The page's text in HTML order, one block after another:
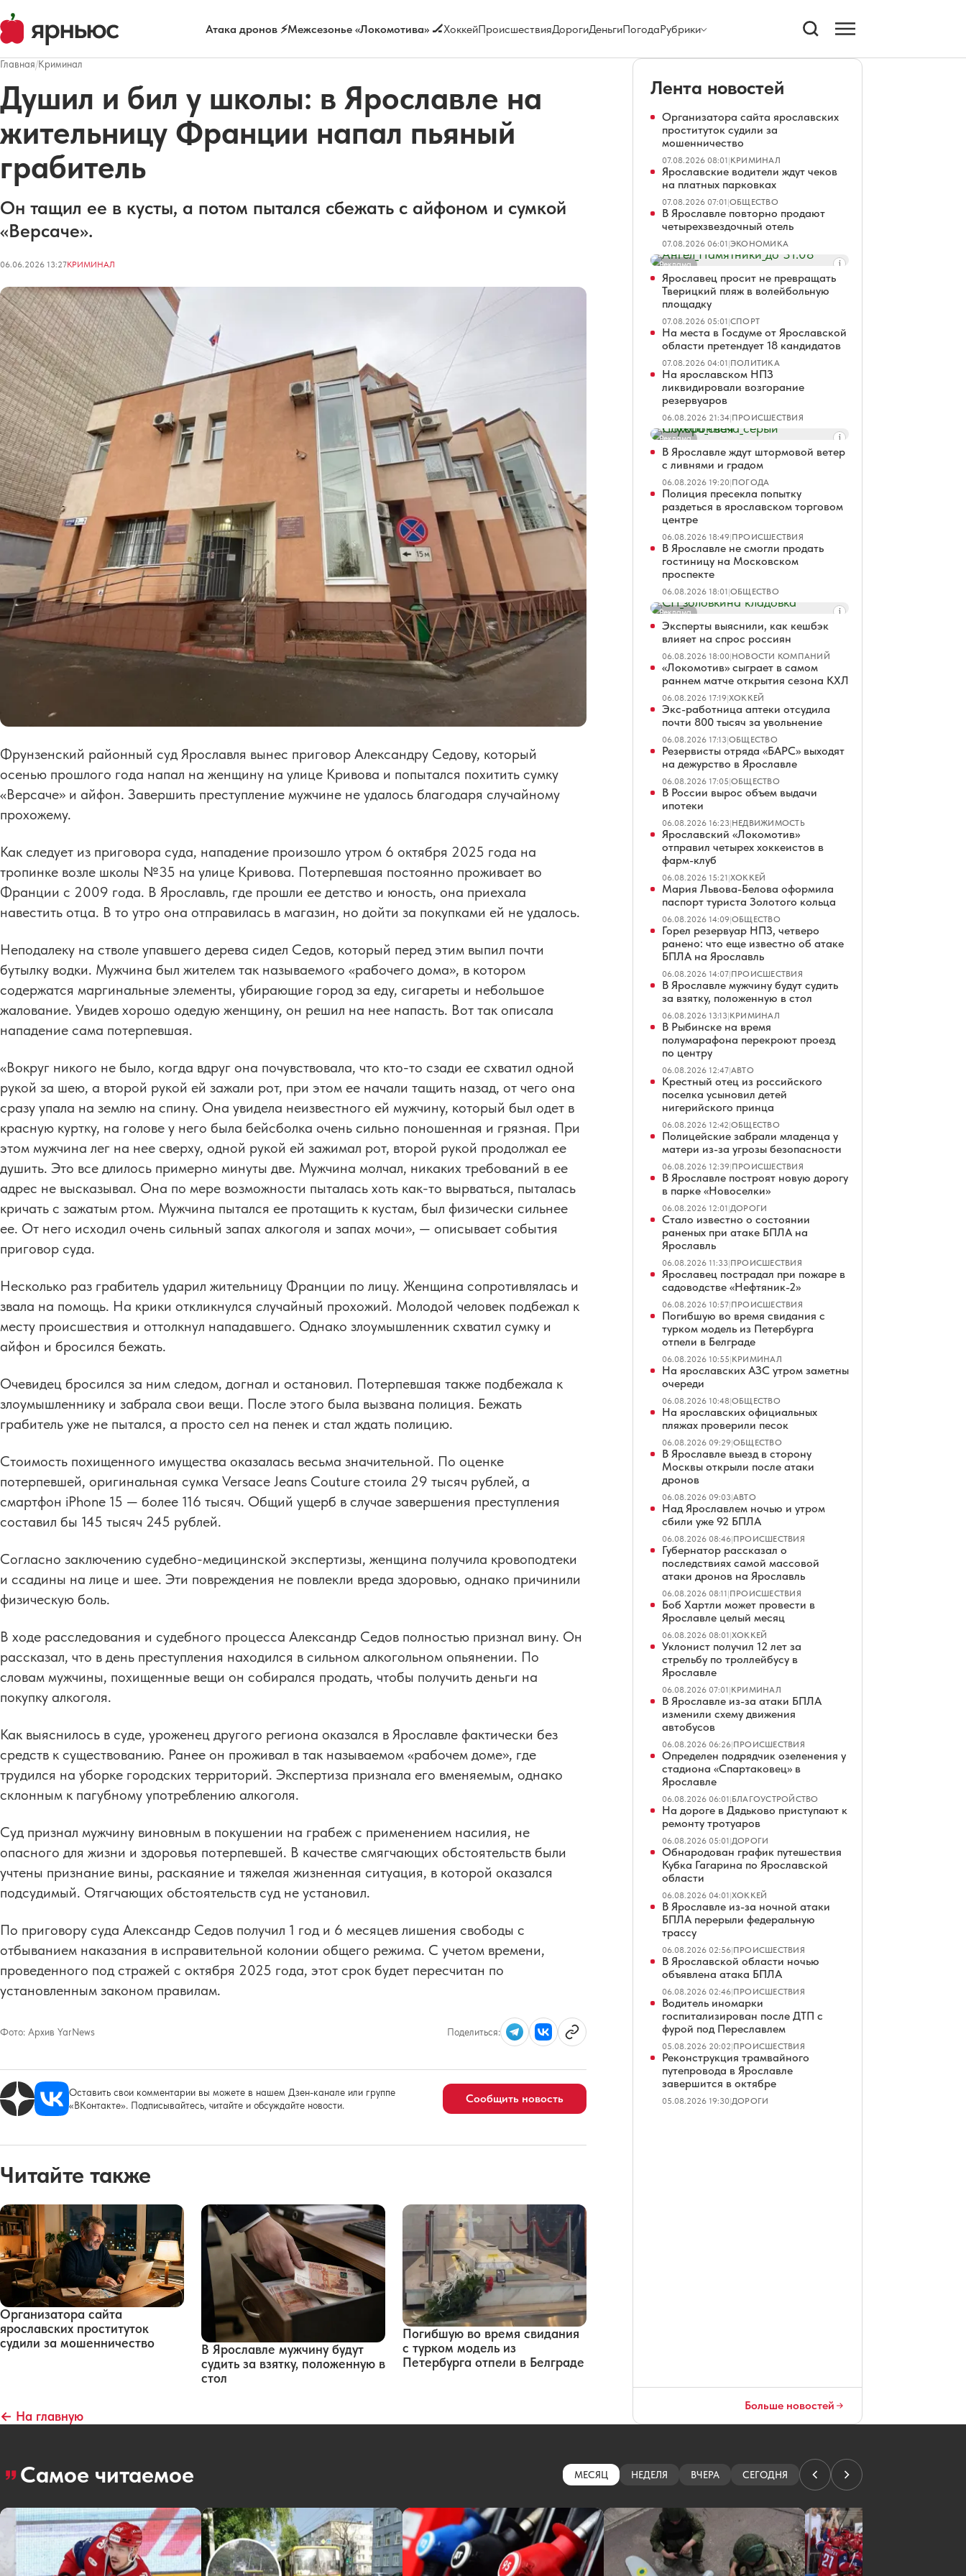
Атака дронов ⚡Межсезонье «Локомотива» 🏒ХоккейПроисшествияДорогиДеньгиПогодаРубрики
Главная/Криминал
Душил и бил у школы: в Ярославле на
жительницу Франции напал пьяный
грабитель
Он тащил ее в кусты, а потом пытался сбежать с айфоном и сумкой
«Версаче».
06.06.2026 13:27КРИМИНАЛ
Фрунзенский районный суд Ярославля вынес приговор Александру Седову, который
осенью прошлого года напал на женщину на улице Кривова и попытался похитить сумку
«Версаче» и айфон. Завершить преступление мужчине не удалось благодаря случайному
прохожему.
Как следует из приговора суда, нападение произошло утром 6 октября 2025 года на
тропинке возле школы №35 на улице Кривова. Потерпевшая постоянно проживает во
Франции с 2009 года. В Ярославль, где прошли ее детство и юность, она приехала
навестить отца. В то утро она отправилась в магазин, но дойти за покупками ей не удалось.
Неподалеку на стволе упавшего дерева сидел Седов, который перед этим выпил почти
бутылку водки. Мужчина был жителем так называемого «рабочего дома», в котором
содержатся маргинальные элементы, убирающие город за еду, сигареты и небольшое
жалование. Увидев хорошо одедую женщину, он решил на нее напасть. Вот так описала
нападение сама потерпевшая.
«Вокруг никого не было, когда вдруг она почувствовала, что кто-то сзади ее схватил одной
рукой за шею, а второй рукой ей зажали рот, при этом ее начали тащить назад, от чего она
сразу упала на землю на спину. Она увидела неизвестного ей мужчину, который был одет в
красную куртку, на голове у него была бейсболка очень сильно поношенная и грязная. При
этом мужчина лег на нее сверху, одной рукой ей зажимал рот, второй рукой продолжал ее
душить. Это все длилось примерно минуты две. Мужчина молчал, никаких требований в ее
адрес не высказывал. Она по мере возможности пыталась хоть как-то вырваться, пыталась
кричать с зажатым ртом. Мужчина пытался ее протащить к кустам, был физически сильнее
ее. От него исходил очень сильный запах алкоголя и запах мочи», — описывает события
приговор суда.
Несколько раз грабитель ударил жительницу Франции по лицу. Женщина сопротивлялась и
звала на помощь. На крики откликнулся случайный прохожий. Молодой человек подбежал к
месту происшествия и оттолкнул нападавшего. Однако злоумышленник схватил сумку и
айфон и бросился бежать.
Очевидец бросился за ним следом, догнал и остановил. Потерпевшая также подбежала к
злоумышленнику и забрала свои вещи. После этого была вызвана полиция. Бежать
грабитель уже не пытался, а просто сел на пенек и стал ждать полицию.
Стоимость похищенного имущества оказалась весьма значительной. По оценке
потерпевшей, оригинальная сумка Versace Jeans Couture стоила 29 тысяч рублей, а
смартфон iPhone 15 — более 116 тысяч. Общий ущерб в случае завершения преступления
составил бы 145 тысяч 245 рублей.
Согласно заключению судебно-медицинской экспертизы, женщина получила кровоподтеки
и ссадины на лице и шее. Эти повреждения не повлекли вреда здоровью, однако причинили
физическую боль.
В ходе расследования и судебного процесса Александр Седов полностью признал вину. Он
рассказал, что в день преступления находился в сильном алкогольном опьянении. По
словам мужчины, похищенные вещи он собирался продать, чтобы получить деньги на
покупку алкоголя.
Как выяснилось в суде, уроженец другого региона оказался в Ярославле фактически без
средств к существованию. Ранее он проживал в так называемом «рабочем доме», где
трудился на уборке городских территорий. Экспертиза признала его вменяемым, однако
склонным к пагубному употреблению алкоголя.
Суд признал мужчину виновным в покушении на грабеж с применением насилия, не
опасного для жизни и здоровья потерпевшей. В качестве смягчающих обстоятельств были
учтены признание вины, раскаяние и тяжелая жизненная ситуация, в которой оказался
подсудимый. Отягчающих обстоятельств суд не установил.
По приговору суда Александр Седов получил 1 год и 6 месяцев лишения свободы с
отбыванием наказания в исправительной колонии общего режима. С учетом времени,
проведенного под стражей с октября 2025 года, этот срок будет пересчитан по
установленным законом правилам.
Фото: Архив YarNews Поделиться:
Оставить свои комментарии вы можете в нашем Дзен-канале или группе
«ВКонтакте». Подписывайтесь, читайте и обсуждайте новости.
Сообщить новость
Читайте также
Организатора сайта
ярославских проституток
судили за мошенничество
В Ярославле мужчину будут
судить за взятку, положенную в
стол
Погибшую во время свидания
с турком модель из
Петербурга отпели в Белграде
← На главную
Лента новостей
Организатора сайта ярославских
проституток судили за
мошенничество
07.08.2026 08:01|КРИМИНАЛ
Ярославские водители ждут чеков
на платных парковках
07.08.2026 07:01|ОБЩЕСТВО
В Ярославле повторно продают
четырехзвездочный отель
07.08.2026 06:01|ЭКОНОМИКА
Реклама
Ярославец просит не превращать
Тверицкий пляж в волейбольную
площадку
07.08.2026 05:01|СПОРТ
На места в Госдуме от Ярославской
области претендует 18 кандидатов
07.08.2026 04:01|ПОЛИТИКА
На ярославском НПЗ
ликвидировали возгорание
резервуаров
06.08.2026 21:34|ПРОИСШЕСТВИЯ
Реклама
В Ярославле ждут штормовой ветер
с ливнями и градом
06.08.2026 19:20|ПОГОДА
Полиция пресекла попытку
раздеться в ярославском торговом
центре
06.08.2026 18:49|ПРОИСШЕСТВИЯ
В Ярославле не смогли продать
гостиницу на Московском
проспекте
06.08.2026 18:01|ОБЩЕСТВО
Реклама
Эксперты выяснили, как кешбэк
влияет на спрос россиян
06.08.2026 18:00|НОВОСТИ КОМПАНИЙ
«Локомотив» сыграет в самом
раннем матче открытия сезона КХЛ
06.08.2026 17:19|ХОККЕЙ
Экс-работница аптеки отсудила
почти 800 тысяч за увольнение
06.08.2026 17:13|ОБЩЕСТВО
Резервисты отряда «БАРС» выходят
на дежурство в Ярославле
06.08.2026 17:05|ОБЩЕСТВО
В России вырос объем выдачи
ипотеки
06.08.2026 16:23|НЕДВИЖИМОСТЬ
Ярославский «Локомотив»
отправил четырех хоккеистов в
фарм-клуб
06.08.2026 15:21|ХОККЕЙ
Мария Львова-Белова оформила
паспорт туриста Золотого кольца
06.08.2026 14:09|ОБЩЕСТВО
Горел резервуар НПЗ, четверо
ранено: что еще известно об атаке
БПЛА на Ярославль
06.08.2026 14:07|ПРОИСШЕСТВИЯ
В Ярославле мужчину будут судить
за взятку, положенную в стол
06.08.2026 13:13|КРИМИНАЛ
В Рыбинске на время
полумарафона перекроют проезд
по центру
06.08.2026 12:47|АВТО
Крестный отец из российского
поселка усыновил детей
нигерийского принца
06.08.2026 12:42|ОБЩЕСТВО
Полицейские забрали младенца у
матери из-за угрозы безопасности
06.08.2026 12:39|ПРОИСШЕСТВИЯ
В Ярославле построят новую дорогу
в парке «Новоселки»
06.08.2026 12:01|ДОРОГИ
Стало известно о состоянии
раненых при атаке БПЛА на
Ярославль
06.08.2026 11:33|ПРОИСШЕСТВИЯ
Ярославец пострадал при пожаре в
садоводстве «Нефтяник-2»
06.08.2026 10:57|ПРОИСШЕСТВИЯ
Погибшую во время свидания с
турком модель из Петербурга
отпели в Белграде
06.08.2026 10:55|КРИМИНАЛ
На ярославских АЗС утром заметны
очереди
06.08.2026 10:48|ОБЩЕСТВО
На ярославских официальных
пляжах проверили песок
06.08.2026 09:29|ОБЩЕСТВО
В Ярославле выезд в сторону
Москвы открыли после атаки
дронов
06.08.2026 09:03|АВТО
Над Ярославлем ночью и утром
сбили уже 92 БПЛА
06.08.2026 08:46|ПРОИСШЕСТВИЯ
Губернатор рассказал о
последствиях самой массовой
атаки дронов на Ярославль
06.08.2026 08:11|ПРОИСШЕСТВИЯ
Боб Хартли может провести в
Ярославле целый месяц
06.08.2026 08:01|ХОККЕЙ
Уклонист получил 12 лет за
стрельбу по троллейбусу в
Ярославле
06.08.2026 07:01|КРИМИНАЛ
В Ярославле из-за атаки БПЛА
изменили схему движения
автобусов
06.08.2026 06:26|ПРОИСШЕСТВИЯ
Определен подрядчик озеленения у
стадиона «Спартаковец» в
Ярославле
06.08.2026 06:01|БЛАГОУСТРОЙСТВО
На дороге в Дядьково приступают к
ремонту тротуаров
06.08.2026 05:01|ДОРОГИ
Обнародован график путешествия
Кубка Гагарина по Ярославской
области
06.08.2026 04:01|ХОККЕЙ
В Ярославле из-за ночной атаки
БПЛА перерыли федеральную
трассу
06.08.2026 02:56|ПРОИСШЕСТВИЯ
В Ярославской области ночью
объявлена атака БПЛА
06.08.2026 02:46|ПРОИСШЕСТВИЯ
Водитель иномарки
госпитализирован после ДТП с
фурой под Переславлем
05.08.2026 20:02|ПРОИСШЕСТВИЯ
Реконструкция трамвайного
путепровода в Ярославле
завершится в октябре
05.08.2026 19:30|ДОРОГИ
Больше новостей
Самое читаемое МЕСЯЦ НЕДЕЛЯ ВЧЕРА СЕГОДНЯ